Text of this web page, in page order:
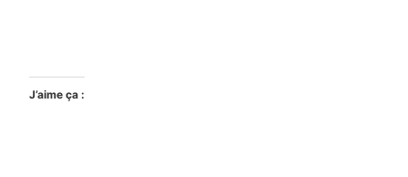
J’aime ça :